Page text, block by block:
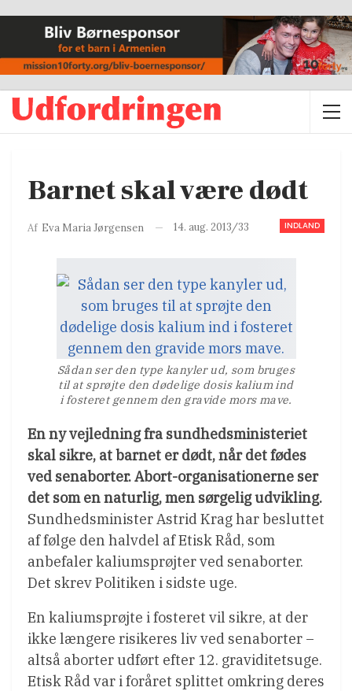
Barnet skal være dødt
INDLAND
Af Eva Maria Jørgensen 14. aug. 2013/33
Sådan ser den type kanyler ud, som bruges
til at sprøjte den dødelige dosis kalium ind
i fosteret gennem den gravide mors mave.
En ny vejledning fra sundhedsministeriet
skal sikre, at barnet er dødt, når det fødes
ved senaborter. Abort-organisationerne ser
det som en naturlig, men sørgelig udvikling.
Sundhedsminister Astrid Krag har besluttet
af følge den halvdel af Etisk Råd, som
anbefaler kaliumsprøjter ved senaborter.
Det skrev Politiken i sidste uge.
En kaliumsprøjte i fosteret vil sikre, at der
ikke længere risikeres liv ved senaborter –
altså aborter udført efter 12. graviditetsuge.
Etisk Råd var i foråret splittet omkring deres